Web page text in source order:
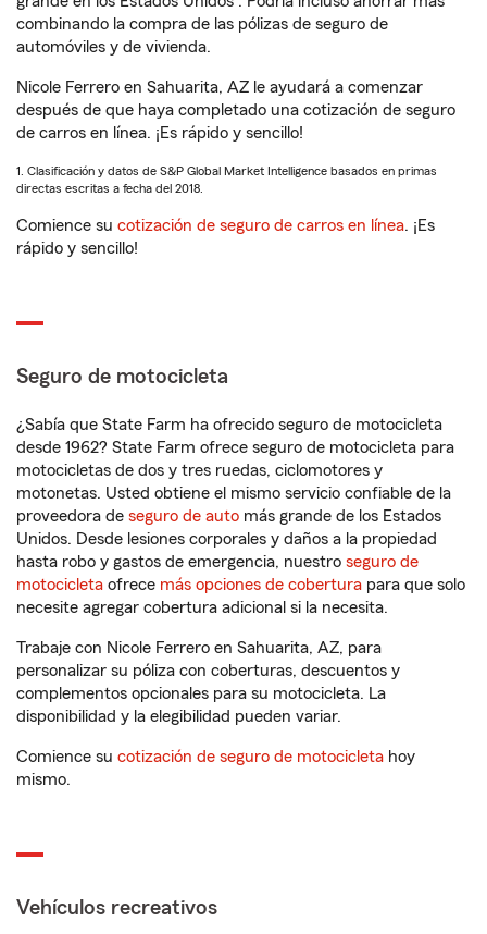
combinando la compra de las pólizas de seguro de
automóviles y de vivienda.
Nicole Ferrero en Sahuarita, AZ le ayudará a comenzar
después de que haya completado una cotización de seguro
de carros en línea. ¡Es rápido y sencillo!
1. Clasificación y datos de S&P Global Market Intelligence basados en primas
directas escritas a fecha del 2018.
Comience su cotización de seguro de carros en línea. ¡Es
rápido y sencillo!
Seguro de motocicleta
¿Sabía que State Farm ha ofrecido seguro de motocicleta
desde 1962? State Farm ofrece seguro de motocicleta para
motocicletas de dos y tres ruedas, ciclomotores y
motonetas. Usted obtiene el mismo servicio confiable de la
proveedora de seguro de auto más grande de los Estados
Unidos. Desde lesiones corporales y daños a la propiedad
hasta robo y gastos de emergencia, nuestro seguro de
motocicleta ofrece más opciones de cobertura para que solo
necesite agregar cobertura adicional si la necesita.
Trabaje con Nicole Ferrero en Sahuarita, AZ, para
personalizar su póliza con coberturas, descuentos y
complementos opcionales para su motocicleta. La
disponibilidad y la elegibilidad pueden variar.
Comience su cotización de seguro de motocicleta hoy
mismo.
Vehículos recreativos